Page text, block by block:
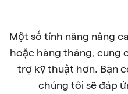
Một số tính năng nâng
hoặc hàng tháng, cung
trợ kỹ thuật hơn. Bạn
chúng tôi sẽ đáp